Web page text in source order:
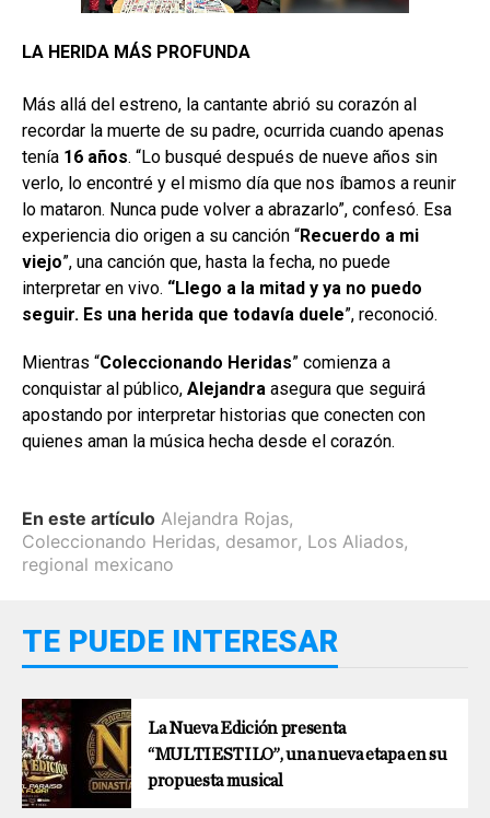
LA HERIDA MÁS PROFUNDA
Más allá del estreno, la cantante abrió su corazón al
recordar la muerte de su padre, ocurrida cuando apenas
tenía 16 años. “Lo busqué después de nueve años sin
verlo, lo encontré y el mismo día que nos íbamos a reunir
lo mataron. Nunca pude volver a abrazarlo”, confesó. Esa
experiencia dio origen a su canción “Recuerdo a mi
viejo”, una canción que, hasta la fecha, no puede
interpretar en vivo. “Llego a la mitad y ya no puedo
seguir. Es una herida que todavía duele”, reconoció.
Mientras “Coleccionando Heridas” comienza a
conquistar al público, Alejandra asegura que seguirá
apostando por interpretar historias que conecten con
quienes aman la música hecha desde el corazón.
En este artículo Alejandra Rojas,
Coleccionando Heridas, desamor, Los Aliados,
regional mexicano
TE PUEDE INTERESAR
La Nueva Edición presenta
“MULTIESTILO”, una nueva etapa en su
propuesta musical